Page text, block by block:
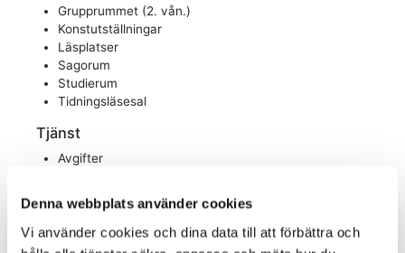
Denna webbplats använder cookies
Vi använder cookies och dina data till att förbättra och